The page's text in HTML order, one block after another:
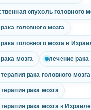
опухоль головного
головного мозга
головного мозга в
мозга лечение рака
рака головного
рака мозга
рака мозга в Израиле